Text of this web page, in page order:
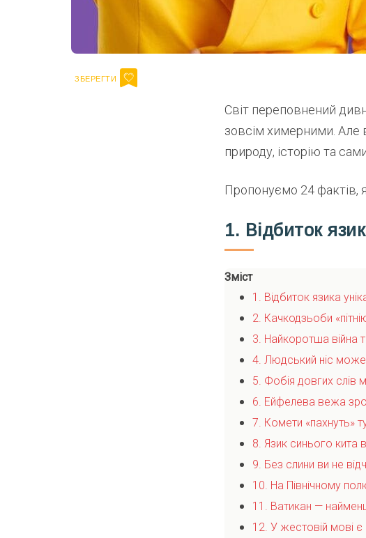
Світ переповнений
зовсім химерними. Але
природу, історію та
Пропонуємо 24 фактів,
1. Відбиток
Зміст
1. Відбиток язика
2. Качкодзьоби
3. Найкоротша війна
4. Людський ніс може
5. Фобія довгих слів
6. Ейфелева вежа
7. Комети «пахнуть»
8. Язик синього кита
9. Без слини ви не
10. На Північному
11. Ватикан —
12. У жестовій мові є